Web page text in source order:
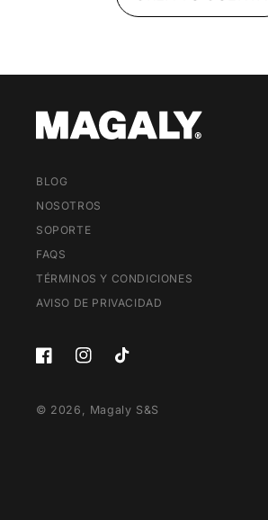
BLOG
NOSOTROS
SOPORTE
FAQS
TÉRMINOS Y CONDICIONES
AVISO DE PRIVACIDAD
FacebookInstagramTikTok
© 2026, Magaly S&S